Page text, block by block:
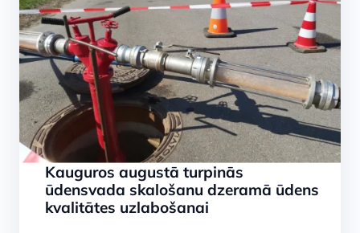
Kauguros augustā turpinās
ūdensvada skalošanu dzeramā ūdens
kvalitātes uzlabošanai